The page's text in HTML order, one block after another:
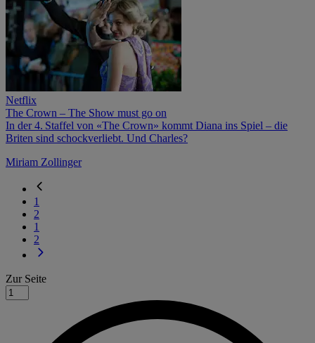
Netflix
The Crown – The Show must go on
In der 4. Staffel von «The Crown» kommt Diana ins Spiel – die
Briten sind schockverliebt. Und Charles?
Miriam Zollinger
1
2
1
2
Zur Seite